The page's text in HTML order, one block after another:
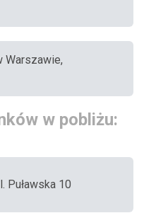
Warszawie,
w pobliżu:
Puławska 10